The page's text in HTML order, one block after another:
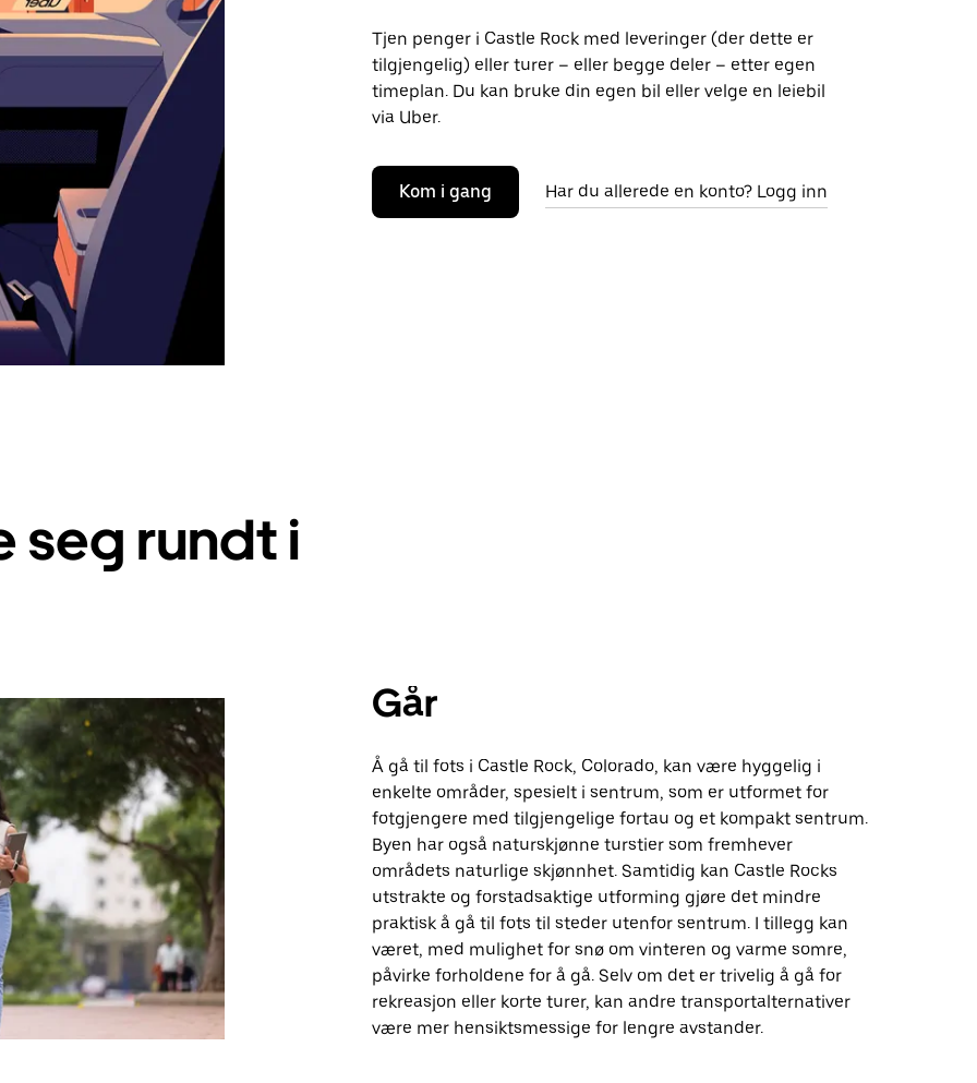
Tjen penger i Castle Rock med leveringer (der dette er
tilgjengelig) eller turer – eller begge deler – etter egen
timeplan. Du kan bruke din egen bil eller velge en leiebil
via Uber.
Kom i gang Har du allerede en konto? Logg inn
seg rundt i
Går
Å gå til fots i Castle Rock, Colorado, kan være hyggelig i
enkelte områder, spesielt i sentrum, som er utformet for
fotgjengere med tilgjengelige fortau og et kompakt sentrum.
Byen har også naturskjønne turstier som fremhever
områdets naturlige skjønnhet. Samtidig kan Castle Rocks
utstrakte og forstadsaktige utforming gjøre det mindre
praktisk å gå til fots til steder utenfor sentrum. I tillegg kan
været, med mulighet for snø om vinteren og varme somre,
påvirke forholdene for å gå. Selv om det er trivelig å gå for
rekreasjon eller korte turer, kan andre transportalternativer
være mer hensiktsmessige for lengre avstander.